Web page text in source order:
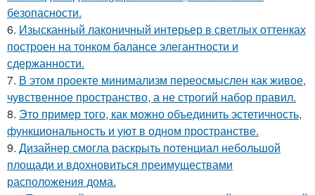
безопасности.
6. Изысканный лаконичный интерьер в светлых оттенках
построен на тонком балансе элегантности и
сдержанности.
7. В этом проекте минимализм переосмыслен как живое,
чувственное пространство, а не строгий набор правил.
8. Это пример того, как можно объединить эстетичность,
функциональность и уют в одном пространстве.
9. Дизайнер смогла раскрыть потенциал небольшой
площади и вдохновиться преимуществами
расположения дома.